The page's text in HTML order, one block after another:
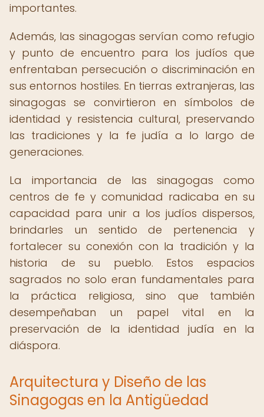
importantes.
Además, las sinagogas servían como refugio
y punto de encuentro para los judíos que
enfrentaban persecución o discriminación en
sus entornos hostiles. En tierras extranjeras, las
sinagogas se convirtieron en símbolos de
identidad y resistencia cultural, preservando
las tradiciones y la fe judía a lo largo de
generaciones.
La importancia de las sinagogas como
centros de fe y comunidad radicaba en su
capacidad para unir a los judíos dispersos,
brindarles un sentido de pertenencia y
fortalecer su conexión con la tradición y la
historia de su pueblo. Estos espacios
sagrados no solo eran fundamentales para
la práctica religiosa, sino que también
desempeñaban un papel vital en la
preservación de la identidad judía en la
diáspora.
Arquitectura y Diseño de las
Sinagogas en la Antigüedad